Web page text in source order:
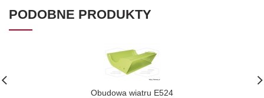
PODOBNE PRODUKTY
Obudowa wiatru E524